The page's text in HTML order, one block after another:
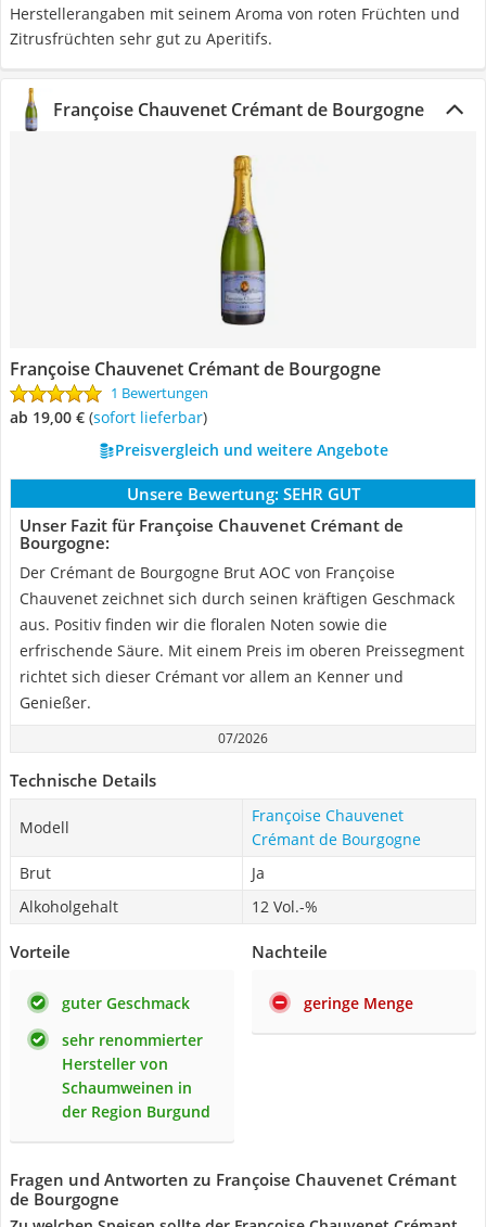
Herstellerangaben mit seinem Aroma von roten Früchten und
Zitrusfrüchten sehr gut zu Aperitifs.
Françoise Chauvenet Crémant de Bourgogne
Françoise Chauvenet Crémant de Bourgogne
1 Bewertungen
ab 19,00 € ( Sofort lieferbar)
Preisvergleich und weitere Angebote
Unsere Bewertung: SEHR GUT
Unser Fazit für Françoise Chauvenet Crémant de
Bourgogne:
Der Crémant de Bourgogne Brut AOC von Françoise
Chauvenet zeichnet sich durch seinen kräftigen Geschmack
aus. Positiv finden wir die floralen Noten sowie die
erfrischende Säure. Mit einem Preis im oberen Preissegment
richtet sich dieser Crémant vor allem an Kenner und
Genießer.
07/2026
Technische Details
Modell
Françoise Chauvenet
Crémant de Bourgogne
Brut
Ja
Alkoholgehalt
12 Vol.-%
Vorteile
guter Geschmack
sehr renommierter
Hersteller von
Schaumweinen in
der Region Burgund
Nachteile
geringe Menge
Fragen und Antworten zu Françoise Chauvenet Crémant
de Bourgogne